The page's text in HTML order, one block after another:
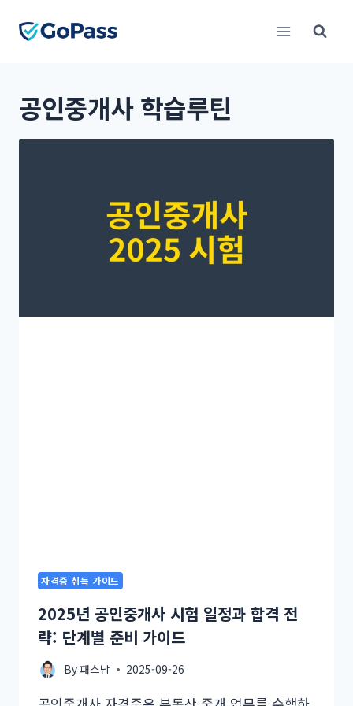
공인중개사 학습루틴
자격증 취득 가이드
2025년 공인중개사 시험 일정과 합격 전
략: 단계별 준비 가이드
By패스남 2025-09-26